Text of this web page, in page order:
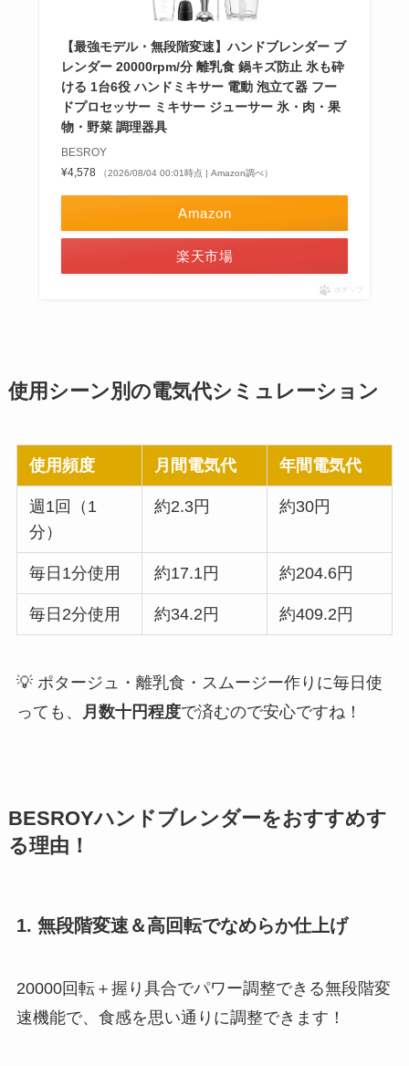
【最強モデル・無段階変速】ハンドブレンダー ブ
レンダー 20000rpm/分 離乳食 鍋キズ防止 氷も砕
ける 1台6役 ハンドミキサー 電動 泡立て器 フー
ドプロセッサー ミキサー ジューサー 氷・肉・果
物・野菜 調理器具
BESROY
¥4,578
（2026/08/04 00:01時点 | Amazon調べ）
Amazon
楽天市場
ポチップ
使用シーン別の電気代シミュレーション
使用頻度 月間電気代 年間電気代
週1回（1
分）
約2.3円 約30円
毎日1分使用 約17.1円 約204.6円
毎日2分使用 約34.2円 約409.2円
💡 ポタージュ・離乳食・スムージー作りに毎日使
っても、
月数十円程度で済むので安心ですね！
BESROYハンドブレンダーをおすすめす
る理由！
1. 無段階変速＆高回転でなめらか仕上げ
20000回転＋握り具合でパワー調整できる無段階変
速機能で、食感を思い通りに調整できます！